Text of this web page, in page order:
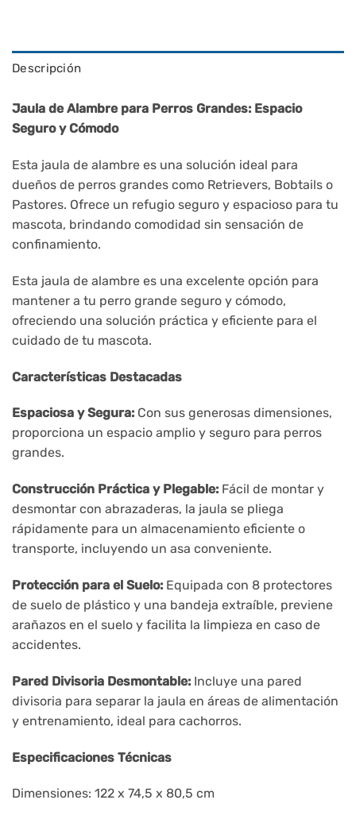
Descripción
Jaula de Alambre para Perros Grandes: Espacio
Seguro y Cómodo
Esta jaula de alambre es una solución ideal para
dueños de perros grandes como Retrievers, Bobtails o
Pastores. Ofrece un refugio seguro y espacioso para tu
mascota, brindando comodidad sin sensación de
confinamiento.
Esta jaula de alambre es una excelente opción para
mantener a tu perro grande seguro y cómodo,
ofreciendo una solución práctica y eficiente para el
cuidado de tu mascota.
Características Destacadas
Espaciosa y Segura: Con sus generosas dimensiones,
proporciona un espacio amplio y seguro para perros
grandes.
Construcción Práctica y Plegable: Fácil de montar y
desmontar con abrazaderas, la jaula se pliega
rápidamente para un almacenamiento eficiente o
transporte, incluyendo un asa conveniente.
Protección para el Suelo: Equipada con 8 protectores
de suelo de plástico y una bandeja extraíble, previene
arañazos en el suelo y facilita la limpieza en caso de
accidentes.
Pared Divisoria Desmontable: Incluye una pared
divisoria para separar la jaula en áreas de alimentación
y entrenamiento, ideal para cachorros.
Especificaciones Técnicas
Dimensiones: 122 x 74,5 x 80,5 cm